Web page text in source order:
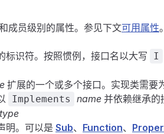
成员级别的属性。参见下文可用属性。
标识符。按照惯例，接口名以大写
I
扩展的一个或多个接口。实现类需
Implements name 并依赖继承的
明。可以是 Sub、 Function、